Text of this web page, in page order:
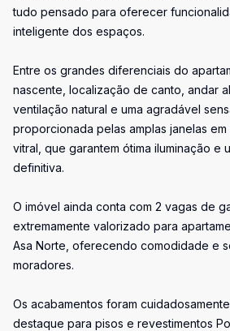
tudo pensado para oferecer
inteligente dos espaços.
Entre os grandes diferenciais do
nascente, localização de canto, andar
ventilação natural e uma agradável
proporcionada pelas amplas janelas
vitral, que garantem ótima iluminação e
definitiva.
O imóvel ainda conta com 2 vagas de
extremamente valorizado para
Asa Norte, oferecendo comodidade e
moradores.
Os acabamentos foram
destaque para pisos e revestimentos